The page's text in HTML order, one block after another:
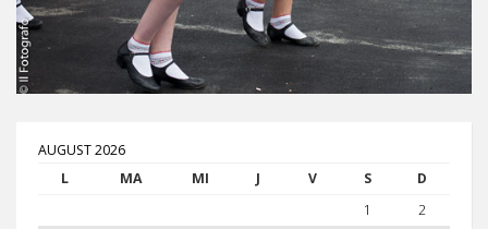
AUGUST 2026
L
MA MI J V S D
1
2